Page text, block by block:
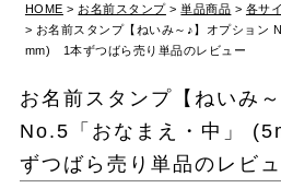
HOME お名前スタンプ 単品商品
各サ
お名前スタンプ【ねいみ～♪】オプション
mm) 1本ずつばら売り単品のレビュー
お名前スタンプ【ねいみ
No.5「おなまえ・中」
ずつばら売り単品のレビ